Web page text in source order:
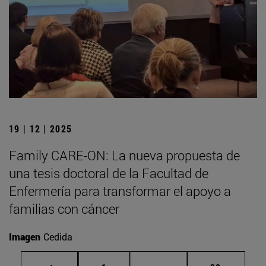
19 | 12 | 2025
Family CARE-ON: La nueva propuesta de
una tesis doctoral de la Facultad de
Enfermería para transformar el apoyo a
familias con cáncer
Imagen Cedida